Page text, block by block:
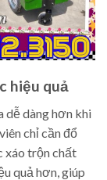
hiệu quả
dễ dàng hơn khi
chỉ cần đổ
xáo trộn chất
quả hơn, giúp